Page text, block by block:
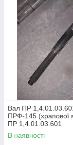
Вал ПР
ПРФ-145 (храпової
ПР 1,4.01.03.601
В наявності